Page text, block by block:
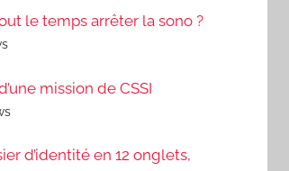
le temps arrêter la sono ?
mission de CSSI
d’identité en 12 onglets,